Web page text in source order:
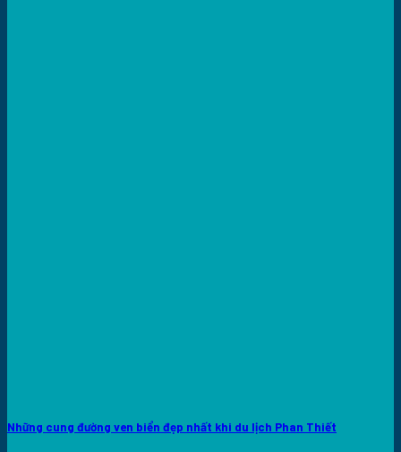
Những cung đường ven biển đẹp nhất khi du lịch Phan Thiết